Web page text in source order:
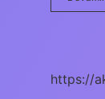
https://